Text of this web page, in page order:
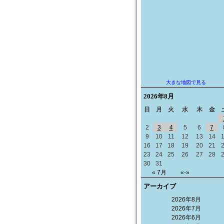
大きな地図で見る
2026年8月
日 月 火 水 木 金
« 7月 «-»
2
3 4 5 6 7
9
10 11 12 13 14
16
17 18 19 20 21
23
24 25 26 27 28
30
31
アーカイブ
2026年8月
2026年7月
2026年6月